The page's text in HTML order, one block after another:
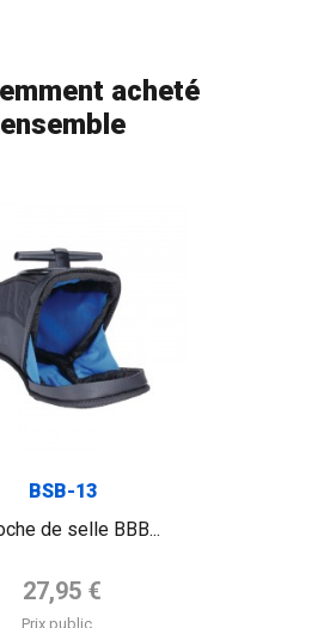
acheté
ensemble
BSB-13
de selle BBB...
Prix de base
27,95 €
Prix public